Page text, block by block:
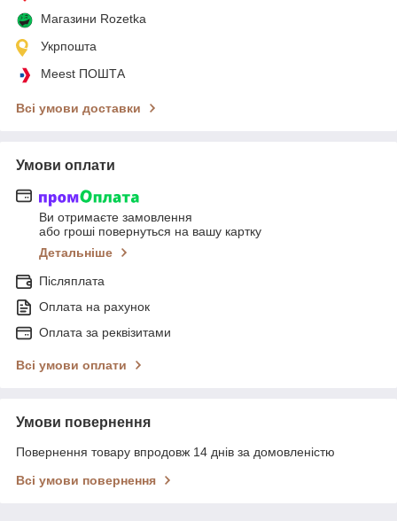
Магазини Rozetka
Укрпошта
Meest ПОШТА
Всі умови доставки
Умови оплати
Ви отримаєте замовлення
або гроші повернуться на вашу картку
Детальніше
Післяплата
Оплата на рахунок
Оплата за реквізитами
Всі умови оплати
Умови повернення
Повернення товару впродовж 14 днів за домовленістю
Всі умови повернення